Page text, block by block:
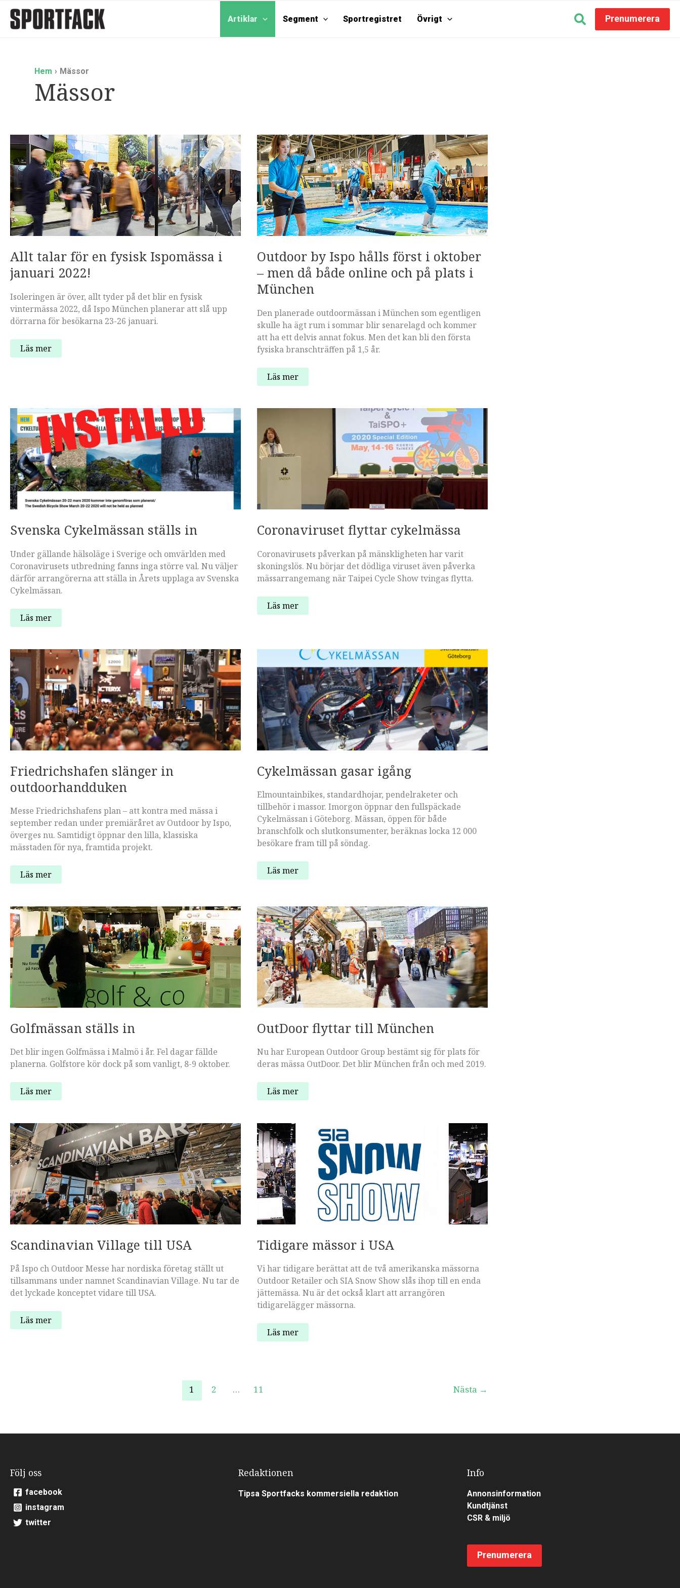
innehåll
Artiklar Segment Sportregistret Övrigt Prenumerera
Hem Mässor
Mässor
Allt talar för en fysisk Ispomässa i
januari 2022!
Isoleringen är över, allt tyder på det blir en fysisk
vintermässa 2022, då Ispo München planerar att slå upp
dörrarna för besökarna 23-26 januari.
Allt
talar
2022!
Läs mer
Outdoor by Ispo hålls först i oktober
– men då både online och på plats i
München
Den planerade outdoormässan i München som egentligen
skulle ha ägt rum i sommar blir senarelagd och kommer
att ha ett delvis annat fokus. Men det kan bli den första
fysiska branschträffen på 1,5 år.
Outdoor
by
först
oktober
–
men
då
både
online
München
Läs mer
Svenska Cykelmässan ställs in
Under gällande hälsoläge i Sverige och omvärlden med
Coronavirusets utbredning fanns inga större val. Nu väljer
därför arrangörerna att ställa in Årets upplaga av Svenska
Cykelmässan.
Svenska
Cykelmässan
Läs mer
Coronaviruset flyttar cykelmässa
Coronavirusets påverkan på mänskligheten har varit
skoningslös. Nu börjar det dödliga viruset även påverka
mässarrangemang när Taipei Cycle Show tvingas flytta.
Coronaviruset
flyttar
Läs mer
Friedrichshafen slänger in
outdoorhandduken
Messe Friedrichshafens plan – att kontra med mässa i
september redan under premiäråret av Outdoor by Ispo,
överges nu. Samtidigt öppnar den lilla, klassiska
mässtaden för nya, framtida projekt.
Friedrichshafen
slänger
Läs mer
Cykelmässan gasar igång
Elmountainbikes, standardhojar, pendelraketer och
tillbehör i massor. Imorgon öppnar den fullspäckade
Cykelmässan i Göteborg. Mässan, öppen för både
branschfolk och slutkonsumenter, beräknas locka 12 000
besökare fram till på söndag.
Cykelmässan
gasar
Läs mer
Golfmässan ställs in
Det blir ingen Golfmässa i Malmö i år. Fel dagar fällde
planerna. Golfstore kör dock på som vanligt, 8-9 oktober.
Golfmässan
ställs
Läs mer
OutDoor flyttar till München
Nu har European Outdoor Group bestämt sig för plats för
deras mässa OutDoor. Det blir München från och med 2019.
OutDoor
flyttar
Läs mer
Scandinavian Village till USA
På Ispo ch Outdoor Messe har nordiska företag ställt ut
tillsammans under namnet Scandinavian Village. Nu tar de
det lyckade konceptet vidare till USA.
Scandinavian
Village
Läs mer
Tidigare mässor i USA
Vi har tidigare berättat att de två amerikanska mässorna
Outdoor Retailer och SIA Snow Show slås ihop till en enda
jättemässa. Nu är det också klart att arrangören
tidigarelägger mässorna.
Tidigare
mässor
Läs mer
1 2 … 11 Nästa →
Följ oss
facebook
instagram
twitter
Redaktionen
Tipsa Sportfacks kommersiella redaktion
Info
Annonsinformation
Kundtjänst
CSR & miljö
Prenumerera